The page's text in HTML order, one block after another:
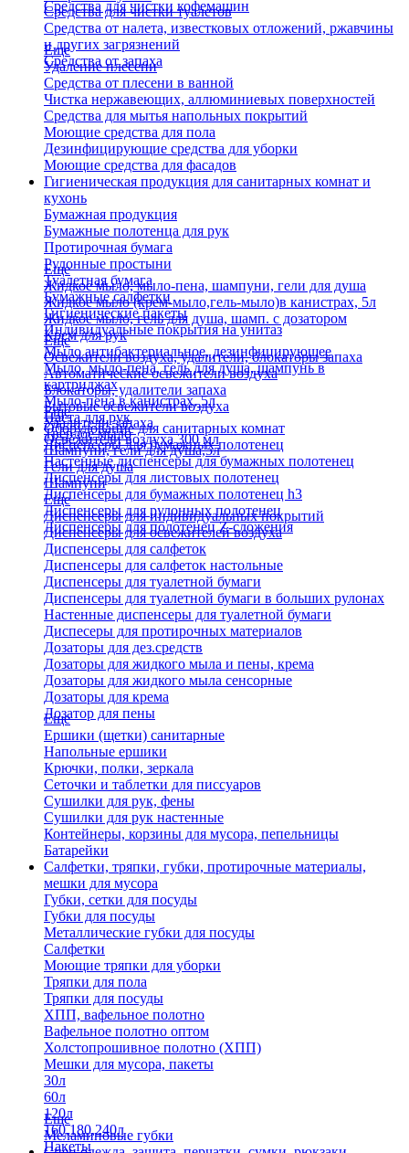
Средства для чистки кофемашин
Средства для чистки туалетов
Средства от налета, известковых отложений, ржавчины
и других загрязнений
Средства от запаха
Еще
Удаление плесени
Средства от плесени в ванной
Чистка нержавеющих, аллюминиевых поверхностей
Средства для мытья напольных покрытий
Моющие средства для пола
Дезинфицирующие средства для уборки
Моющие средства для фасадов
Гигиеническая продукция для санитарных комнат и
кухонь
Бумажная продукция
Бумажные полотенца для рук
Протирочная бумага
Рулонные простыни
Туалетная бумага
Бумажные салфетки
Гигиенические пакеты
Индивидуальные покрытия на унитаз
Еще
Жидкое мыло, мыло-пена, шампуни, гели для душа
Жидкое мыло (крем-мыло,гель-мыло)в канистрах, 5л
Жидкое мыло, гель для душа, шамп. с дозатором
Крем для рук
Мыло антибактериальное, дезинфицирующее
Мыло, мыло-пена, гель для душа, шампунь в
картриджах
Мыло-пена в канистрах, 5л
Паста для рук
Твердое мыло
Шампуни, гели для душа,5л
Гели для душа
Шампуни
Еще
Освежители воздуха, удалители, блокаторы запаха
Автоматические освежители воздуха
Блокаторы, удалители запаха
Бытовые освежители воздуха
Удалители запаха
Освежители воздуха 300 мл
Еще
Оборудование для санитарных комнат
Диспенсеры для бумажных полотенец
Настенные диспенсеры для бумажных полотенец
Диспенсеры для листовых полотенец
Диспенсеры для бумажных полотенец h3
Диспенсеры для рулонных полотенец
Диспенсеры для полотенец Z-сложения
Еще
Диспенсеры для индивидуальных покрытий
Диспенсеры для освежителей воздуха
Диспенсеры для салфеток
Диспенсеры для салфеток настольные
Диспенсеры для туалетной бумаги
Диспенсеры для туалетной бумаги в больших рулонах
Настенные диспенсеры для туалетной бумаги
Диспесеры для протирочных материалов
Дозаторы для дез.средств
Дозаторы для жидкого мыла и пены, крема
Дозаторы для жидкого мыла сенсорные
Дозаторы для крема
Дозатор для пены
Еще
Ершики (щетки) санитарные
Напольные ершики
Крючки, полки, зеркала
Сеточки и таблетки для писсуаров
Сушилки для рук, фены
Сушилки для рук настенные
Контейнеры, корзины для мусора, пепельницы
Батарейки
Салфетки, тряпки, губки, протирочные материалы,
мешки для мусора
Губки, сетки для посуды
Губки для посуды
Металлические губки для посуды
Салфетки
Моющие тряпки для уборки
Тряпки для пола
Тряпки для посуды
ХПП, вафельное полотно
Вафельное полотно оптом
Холстопрошивное полотно (ХПП)
Мешки для мусора, пакеты
30л
60л
120л
160,180,240л
Пакеты
Еще
Меламиновые губки